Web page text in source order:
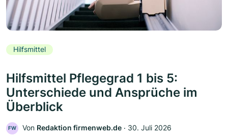
Hilfsmittel
Hilfsmittel Pflegegrad 1 bis 5:
Unterschiede und Ansprüche im
Überblick
FW Von Redaktion firmenweb.de ‧ 30. Juli 2026